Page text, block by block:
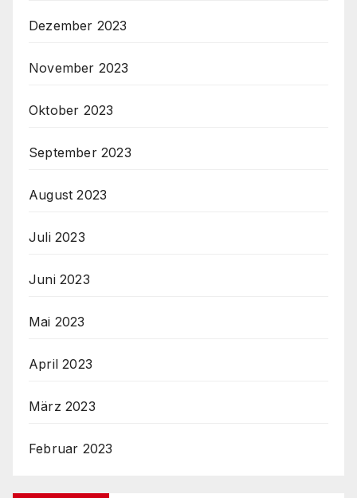
Dezember 2023
November 2023
Oktober 2023
September 2023
August 2023
Juli 2023
Juni 2023
Mai 2023
April 2023
März 2023
Februar 2023